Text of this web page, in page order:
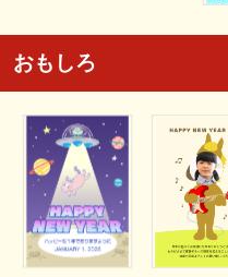
おもしろ